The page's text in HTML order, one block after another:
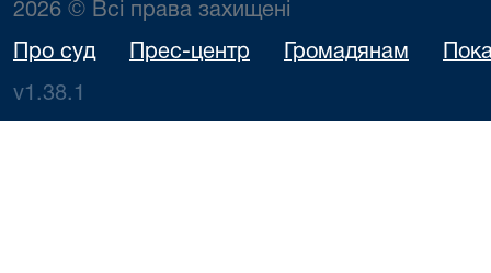
2026 © Всі права захищені
Про суд Прес-центр Громадянам
v1.38.1